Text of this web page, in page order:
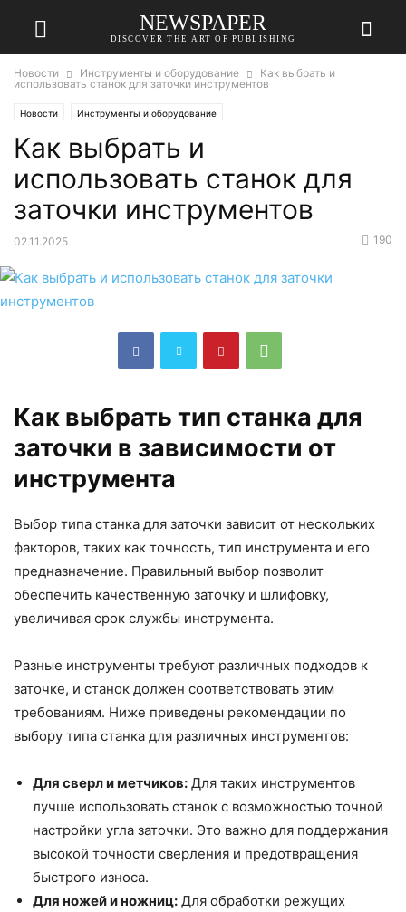
NEWSPAPER
DISCOVER THE ART OF PUBLISHING
Новости Инструменты и оборудование
Как выбрать и
использовать станок для заточки инструментов
Новости Инструменты и оборудование
Как выбрать и
использовать станок для
заточки инструментов
02.11.2025 190
Как выбрать тип станка для
заточки в зависимости от
инструмента
Выбор типа станка для заточки зависит от нескольких
факторов, таких как точность, тип инструмента и его
предназначение. Правильный выбор позволит
обеспечить качественную заточку и шлифовку,
увеличивая срок службы инструмента.
Разные инструменты требуют различных подходов к
заточке, и станок должен соответствовать этим
требованиям. Ниже приведены рекомендации по
выбору типа станка для различных инструментов:
Для сверл и метчиков: Для таких инструментов
лучше использовать станок с возможностью точной
настройки угла заточки. Это важно для поддержания
высокой точности сверления и предотвращения
быстрого износа.
Для ножей и ножниц: Для обработки режущих